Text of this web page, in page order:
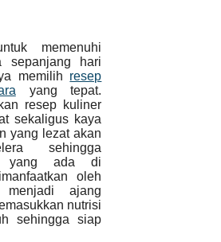
memenuhi
sepanjang hari
memilih resep
yang tepat.
resep kuliner
sekaligus kaya
yang lezat akan
sehingga
yang ada di
oleh
ajang
nutrisi
sehingga siap